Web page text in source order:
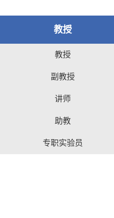
教授
教授
副教授
讲师
助教
专职实验员